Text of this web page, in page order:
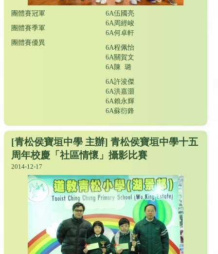
團體賽冠軍
團體賽季軍
團體賽優異
6A伍國亮
6A周經峻
6A何卓軒
6A程佩怡
6A關賀文
6A陳 璐
6A許浚傑
6A洪嘉灝
6A賴永輝
6A蘇衍鋒
[青松侯寶垣中學 主辦] 青松侯寶垣中學十五
周年校慶「社區情懷」攝影比賽
2014-12-17